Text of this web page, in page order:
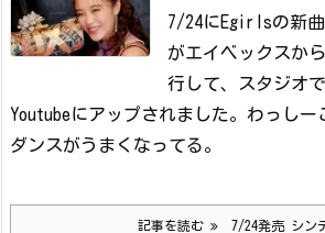
7/24にEgirlsの新
がエイベックスか
行して、スタジオ
Youtubeにアップされました。 わっしー
ダンスがうまくなってる。
記事を読む 7/24発売 シン